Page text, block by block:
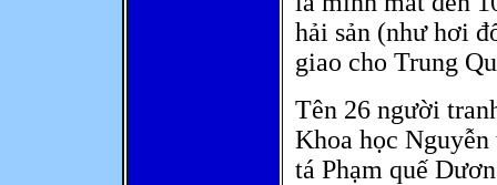
hải sản (như hơi
giao cho Trung
Tên 26 người
Khoa học
tá Phạm quế